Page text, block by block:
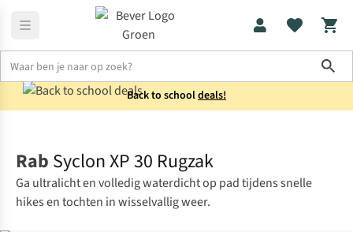
Back to schooldeals!
Rab Syclon XP 30 Rugzak
Ga ultralicht en volledig waterdicht op pad tijdens snelle
hikes en tochten in wisselvallig weer.